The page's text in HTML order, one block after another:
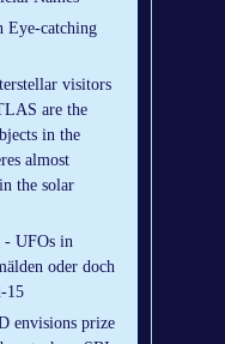
Eye-catching
visitors
are the
in the
almost
the solar
- UFOs in
oder doch
15
envisions prize